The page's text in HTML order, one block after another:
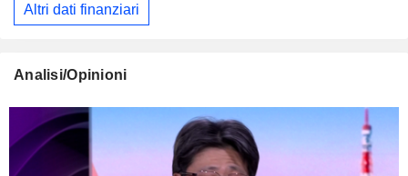
Altri dati finanziari
Analisi/Opinioni